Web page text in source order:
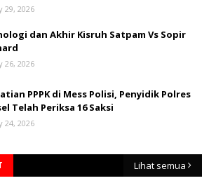
29, 2026
dan Akhir Kisruh Satpam Vs Sopir
26, 2026
PPPK di Mess Polisi, Penyidik Polres
Telah Periksa 16 Saksi
24, 2026
Lihat semua